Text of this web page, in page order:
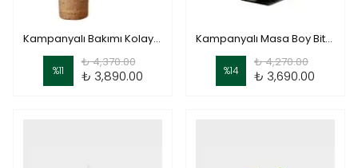
Kampanyalı Bakımı Kolay Bitki Seti ( 70-80 cm Kılıç - Calathea Warscewiczii - Kokedama Parlor Palm )
%11
₺ 4,370.00
₺ 3,890.00
Kampanyalı Masa Boy Bitki Seti (Blue Star Fern - Begonia Rex - Kokedama Tillandsia )
%14
₺ 4,270.00
₺ 3,690.00